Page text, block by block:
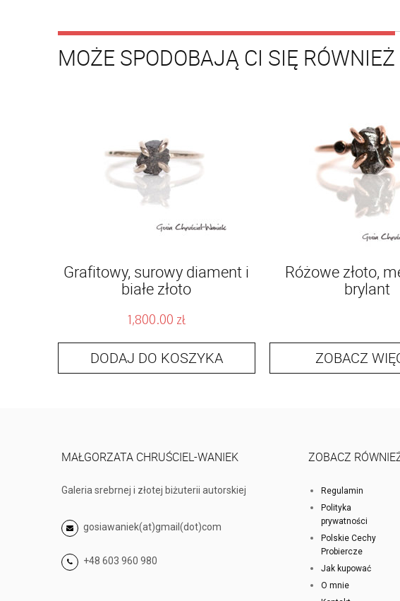
MOŻE SPODOBAJĄ CI SIĘ RÓWNIEŻ
Grafitowy, surowy diament i
białe złoto
1,800.00 zł
DODAJ DO KOSZYKA
Różowe złoto,
brylant
ZOBACZ
MAŁGORZATA CHRUŚCIEL-WANIEK
Galeria srebrnej i złotej biżuterii autorskiej
gosiawaniek(at)gmail(dot)com
+48 603 960 980
ZOBACZ
Regulamin
Polityka
prywatności
Polskie Cechy
Probiercze
Jak kupować
O mnie